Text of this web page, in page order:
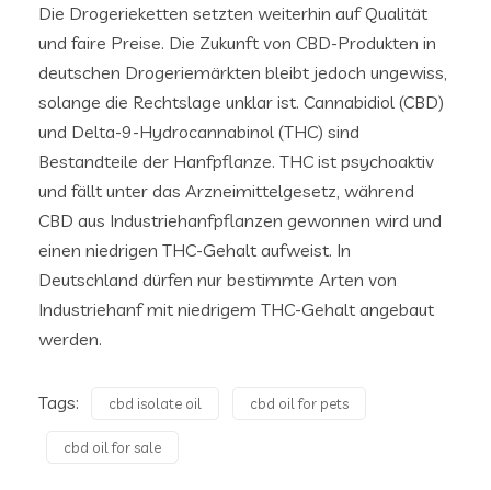
Die Drogerieketten setzten weiterhin auf Qualität
und faire Preise. Die Zukunft von CBD-Produkten in
deutschen Drogeriemärkten bleibt jedoch ungewiss,
solange die Rechtslage unklar ist. Cannabidiol (CBD)
und Delta-9-Hydrocannabinol (THC) sind
Bestandteile der Hanfpflanze. THC ist psychoaktiv
und fällt unter das Arzneimittelgesetz, während
CBD aus Industriehanfpflanzen gewonnen wird und
einen niedrigen THC-Gehalt aufweist. In
Deutschland dürfen nur bestimmte Arten von
Industriehanf mit niedrigem THC-Gehalt angebaut
werden.
Tags: cbd isolate oil cbd oil for pets
cbd oil for sale